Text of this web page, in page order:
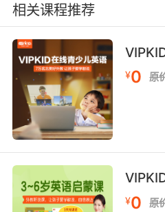
出色。这使得他们在数
的分析能力和解决问题
要创造性思维的任务中也
明，4岁是形态句法发展
童的形态句法能力与其大
著相关。简单来说，4岁
好处理更复杂的语言结
的英语学习必须符合孩
求幼儿园教育不能“小
语、拼音等小学课程内容
进行英语启蒙。游戏式
止之列，比如通过戏剧
相关课程推荐
¥0 原
¥0 原